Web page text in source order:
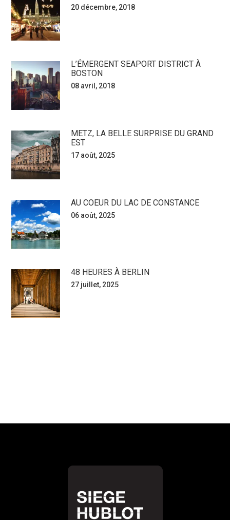
20 décembre, 2018
L’ÉMERGENT SEAPORT DISTRICT À
BOSTON
08 avril, 2018
METZ, LA BELLE SURPRISE DU GRAND
EST
17 août, 2025
AU COEUR DU LAC DE CONSTANCE
06 août, 2025
48 HEURES À BERLIN
27 juillet, 2025